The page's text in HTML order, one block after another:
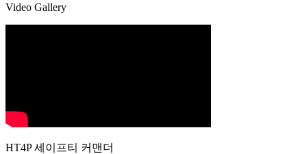
Video Gallery
HT4P 세이프티 커맨더